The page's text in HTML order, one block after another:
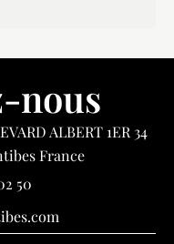
nous
ALBERT 1ER 34
France
50